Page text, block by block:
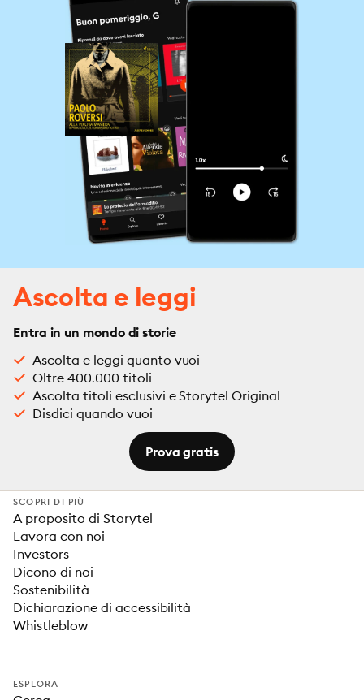
Ascolta e leggi
Entra in un mondo di storie
Ascolta e leggi quanto vuoi
Oltre 400.000 titoli
Ascolta titoli esclusivi e Storytel Original
Disdici quando vuoi
Prova gratis
SCOPRI DI PIÙ
A proposito di Storytel
Lavora con noi
Investors
Dicono di noi
Sostenibilità
Dichiarazione di accessibilità
Whistleblow
ESPLORA